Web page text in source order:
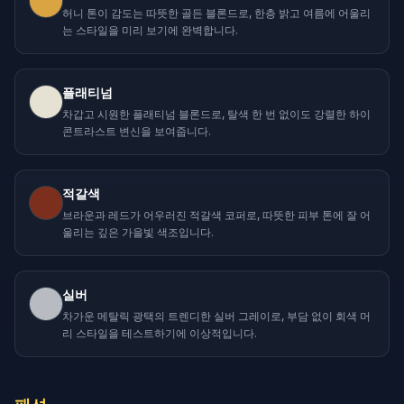
허니 톤이 감도는 따뜻한 골든 블론드로, 한층 밝고 여름에 어울리
는 스타일을 미리 보기에 완벽합니다.
플래티넘
차갑고 시원한 플래티넘 블론드로, 탈색 한 번 없이도 강렬한 하이
콘트라스트 변신을 보여줍니다.
적갈색
브라운과 레드가 어우러진 적갈색 코퍼로, 따뜻한 피부 톤에 잘 어
울리는 깊은 가을빛 색조입니다.
실버
차가운 메탈릭 광택의 트렌디한 실버 그레이로, 부담 없이 회색 머
리 스타일을 테스트하기에 이상적입니다.